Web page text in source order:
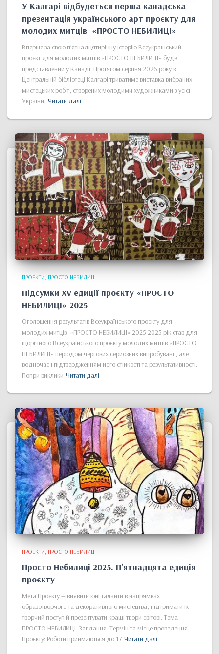
У Калгарі відбудеться перша канадська
презентація українського арт проєкту для
молодих митців «ПРОСТО НЕБИЛИЦІ»
Вперше за свою п’ятнадцятирічну історію Всеукраїнський
проєкт для молодих митців «ПРОСТО НЕБИЛИЦІ» буде
представлений у Канаді. Протягом серпня 2026 року в
Центральній бібліотеці Калгарі триватиме виставка вибраних
мистецьких робіт, створених молодими художниками з усієї
України. Читати далі
ПРОЕКТИ ПРОСТО НЕБИЛИЦІ
Підсумки XV едиції проєкту «ПРОСТО
НЕБИЛИЦІ» 2025
Оголошення результатів Всеукраїнського проєкту для
молодих митців «ПРОСТО НЕБИЛИЦІ» 2025 2025 рік став для
щорічного Всеукраїнського проєкту молодих митців «ПРОСТО
НЕБИЛИЦІ» періодом чергових серйозних випробувань, але
водночас і підтвердженням його стійкості та результативності.
Попри виклики Читати далі
ПРОЕКТИ ПРОСТО НЕБИЛИЦІ
Просто Небилиці 2025. Пʼятнадцята едиція
проєкту
Мета Проєкту — виявити юні таланти в напрямках
образотворчого та декоративного мистецтва, підтримати їх
творчий поступ й презентувати кращі твори світові. Тема –
ПРОСТО НЕБИЛИЦІ. Завдання: Термін та місце проведення
Проєкту: Роботи приймаються до 17 Читати далі